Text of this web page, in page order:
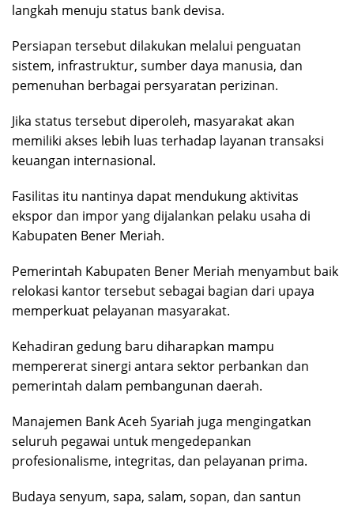
langkah menuju status bank devisa.
Persiapan tersebut dilakukan melalui penguatan
sistem, infrastruktur, sumber daya manusia, dan
pemenuhan berbagai persyaratan perizinan.
Jika status tersebut diperoleh, masyarakat akan
memiliki akses lebih luas terhadap layanan transaksi
keuangan internasional.
Fasilitas itu nantinya dapat mendukung aktivitas
ekspor dan impor yang dijalankan pelaku usaha di
Kabupaten Bener Meriah.
Pemerintah Kabupaten Bener Meriah menyambut baik
relokasi kantor tersebut sebagai bagian dari upaya
memperkuat pelayanan masyarakat.
Kehadiran gedung baru diharapkan mampu
mempererat sinergi antara sektor perbankan dan
pemerintah dalam pembangunan daerah.
Manajemen Bank Aceh Syariah juga mengingatkan
seluruh pegawai untuk mengedepankan
profesionalisme, integritas, dan pelayanan prima.
Budaya senyum, sapa, salam, sopan, dan santun